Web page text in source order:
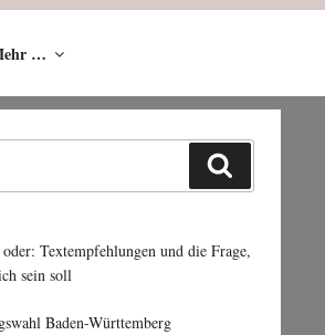
…
Textempfehlungen und die Frage,
sein soll
Baden-Württemberg